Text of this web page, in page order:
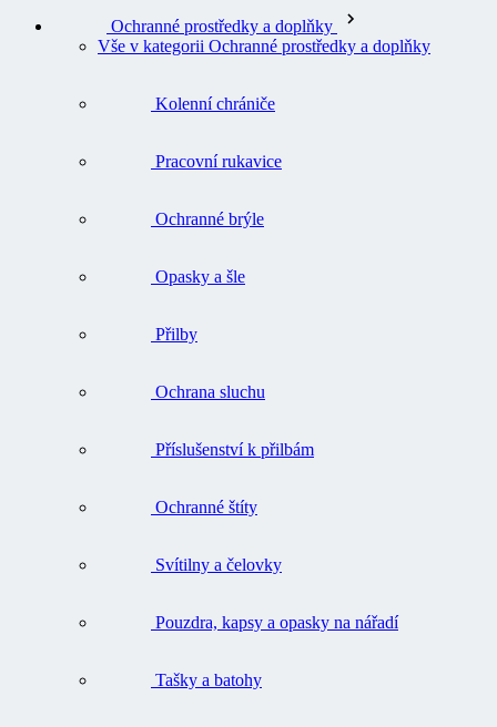
Ochranné prostředky a doplňky
Vše v kategorii Ochranné prostředky a doplňky
Kolenní chrániče
Pracovní rukavice
Ochranné brýle
Opasky a šle
Přilby
Ochrana sluchu
Příslušenství k přilbám
Ochranné štíty
Svítilny a čelovky
Pouzdra, kapsy a opasky na nářadí
Tašky a batohy